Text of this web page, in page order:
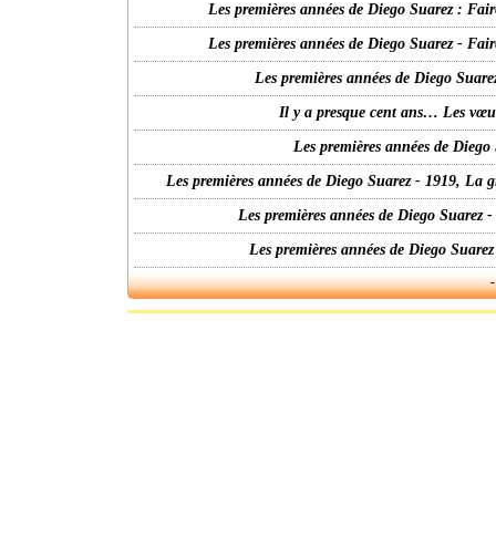
Les premières années de Diego Suarez :
Les premières années de Diego Suarez -
Les premières années de Diego
Il y a presque cent ans… Les
Les premières années de
Les premières années de Diego Suarez - 1919,
Les premières années de Diego
Les premières années de Diego